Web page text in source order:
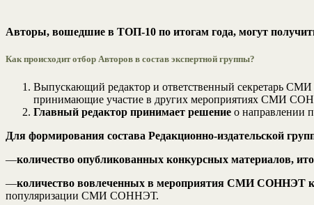
Авторы, вошедшие в ТОП-10 по итогам года, могут
Как происходит отбор Авторов в состав экспертной группы?
Выпускающий редактор и ответственный секретарь
принимающие участие в других мероприятиях СМИ
Главный редактор принимает решение о направлении
Для формирования состава Редакционно-издательской
—количество опубликованных конкурсных материалов,
—количество вовлеченных в мероприятия СМИ СОННЭТ
популяризации СМИ СОННЭТ.